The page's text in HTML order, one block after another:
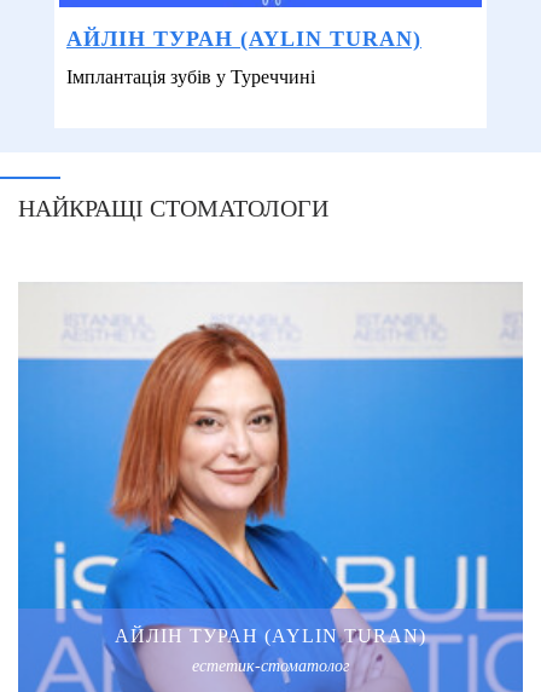
АЙЛІН ТУРАН (AYLIN TURAN)
Імплантація зубів у Туреччині
НАЙКРАЩІ СТОМАТОЛОГИ
АЙЛІН ТУРАН (AYLIN TURAN)
естетик-стоматолог